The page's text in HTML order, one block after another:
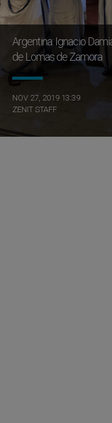
Argentina: Ignacio
de Lomas de Zamora
NOV 27, 2019 13:39
ZENIT STAFF